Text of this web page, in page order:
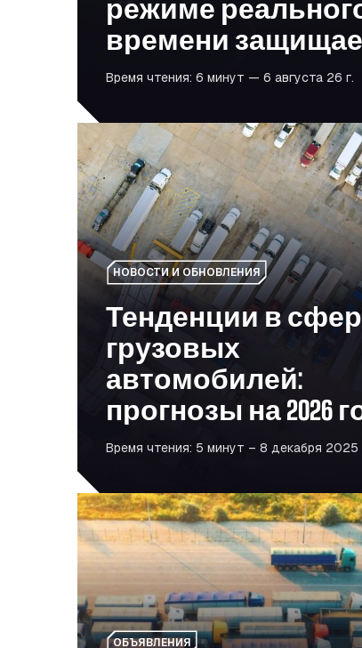
времени
от краж и
ного
использования
Время чтения: 6 минут — 6 августа 26 г.
Тенденции в сфере грузовых
НОВОСТИ И ОБНОВЛЕНИЯ
Тенденции в
грузовых
автомобилей:
прогнозы на 2026
Время чтения: 5 минут – 8 декабря 2025
6 стратегий управления автопарком,
ОБЪЯВЛЕНИЯ